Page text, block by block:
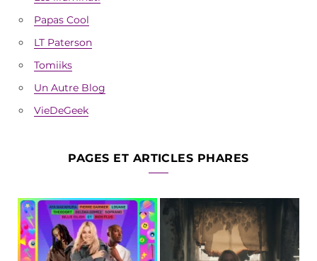
Papas Cool
LT Paterson
Tomiiks
Un Autre Blog
VieDeGeek
PAGES ET ARTICLES PHARES